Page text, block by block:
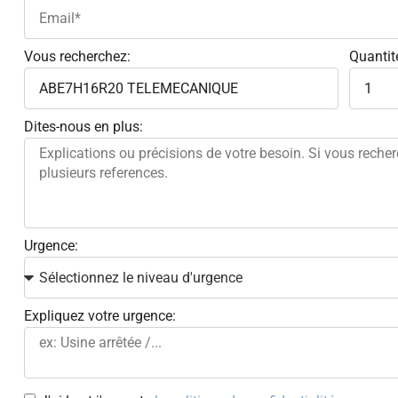
Vous recherchez:
Dites-nous en plus:
Urgence:
Expliquez votre urgence: